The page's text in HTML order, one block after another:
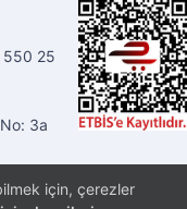
için, çerezler
550 25
3a